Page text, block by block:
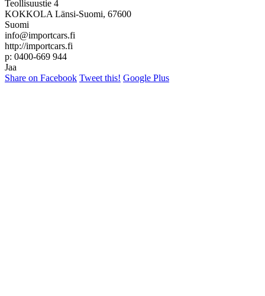
Teollisuustie 4
KOKKOLA Länsi-Suomi, 67600
Suomi
info@importcars.fi
http://importcars.fi
p: 0400-669 944
Jaa
Share on Facebook Tweet this! Google Plus